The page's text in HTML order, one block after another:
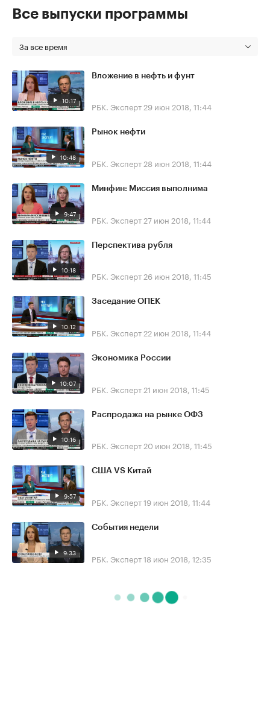
Все выпуски программы
За все время
10:17
Вложение в нефть и фунт
РБК. Эксперт 29 июн 2018, 11:44
10:48
Рынок нефти
РБК. Эксперт 28 июн 2018, 11:44
9:47
Минфин: Миссия выполнима
РБК. Эксперт 27 июн 2018, 11:44
10:18
Перспектива рубля
РБК. Эксперт 26 июн 2018, 11:45
10:12
Заседание ОПЕК
РБК. Эксперт 22 июн 2018, 11:44
10:07
Экономика России
РБК. Эксперт 21 июн 2018, 11:45
10:16
Распродажа на рынке ОФЗ
РБК. Эксперт 20 июн 2018, 11:45
9:57
США VS Китай
РБК. Эксперт19 июн 2018, 11:44
9:33
События недели
РБК. Эксперт18 июн 2018, 12:35